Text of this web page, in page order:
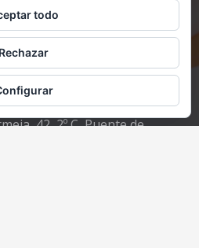
50
42, 2º C, Puente de
todo
Rechazar